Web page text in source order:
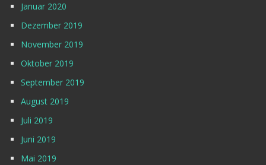
Januar 2020
Dezember 2019
November 2019
Oktober 2019
September 2019
August 2019
Juli 2019
Juni 2019
Mai 2019